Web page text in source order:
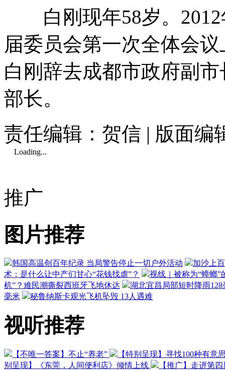
白刚现年58岁。2012
届委员会第一次全体会
白刚辞去成都市政府副
部长。
责任编辑：贺信 | 版面编
Loading...
推广
图片推荐
韩国高温创百年纪录 当局警告停止一切户外活动
加沙上
术：是什么让中产们甘心“花钱找虐”？
视线｜被称为“蟑螂
机”？难民潮撕裂西班牙飞地休达
湖北宜昌局部短时降雨
毫米
秘鲁纳斯卡观光飞机坠毁 13人遇难
视听推荐
【不唯一答案】不止“养老”
【特别呈现】寻找100种有意
别呈现】《东莞，人间便利店》倾情上线
【推广】走进第